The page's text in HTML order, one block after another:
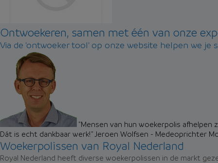
Ontwoekeren, samen met één van onze
Via de 'ontwoeker tool' op onze website helpen we je
"Mensen van hun woekerpolis
Dát is echt dankbaar werk!"Jeroen Wolfsen - Medeoprichter
Woekerpolissen van Royal Nederland
Royal Nederland heeft diverse woekerpolissen in de markt